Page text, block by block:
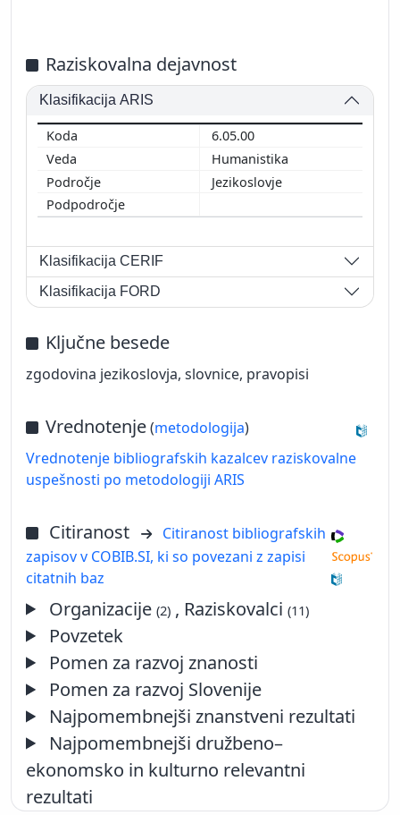
Raziskovalna dejavnost
Klasifikacija ARIS
6.05.00
Humanistika
Jezikoslovje
Klasifikacija CERIF
Klasifikacija FORD
Ključne besede
zgodovina jezikoslovja, slovnice, pravopisi
Vrednotenje(metodologija)
Vrednotenje bibliografskih kazalcev raziskovalne
uspešnosti po metodologiji ARIS
Citiranost
Citiranost bibliografskih
zapisov v COBIB.SI, ki so povezani z zapisi
citatnih baz
Organizacije(2) , Raziskovalci(11)
Povzetek
Pomen za razvoj znanosti
Pomen za razvoj Slovenije
Najpomembnejši znanstveni rezultati
Najpomembnejši družbeno–
ekonomsko in kulturno relevantni
rezultati